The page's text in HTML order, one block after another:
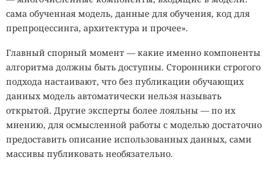
сама обученная модель, данные для обучения, код для
препроцессинга, архитектура и прочее».
Главный спорный момент — какие именно компоненты
алгоритма должны быть доступны. Сторонники строгого
подхода настаивают, что без публикации обучающих
данных модель автоматически нельзя называть
открытой. Другие эксперты более лояльны — по их
мнению, для осмысленной работы с моделью достаточно
предоставить описание использованных данных, сами
массивы публиковать необязательно.